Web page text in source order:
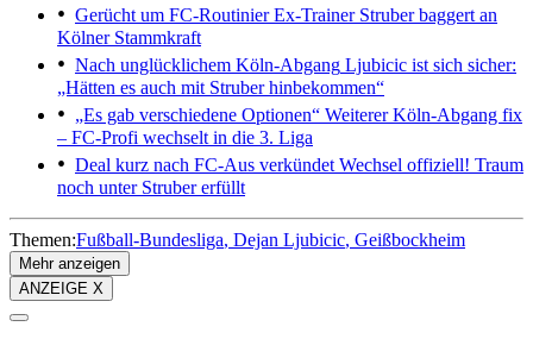
Gerücht um FC-RoutinierEx-Trainer Struber baggert an
Kölner Stammkraft
Nach unglücklichem Köln-Abgang Ljubicic ist sich sicher:
„Hätten es auch mit Struber hinbekommen“
„Es gab verschiedene Optionen“ Weiterer Köln-Abgang fix
– FC-Profi wechselt in die 3. Liga
Deal kurz nach FC-Aus verkündet Wechsel offiziell! Traum
noch unter Struber erfüllt
Themen:Fußball-Bundesliga Dejan Ljubicic Geißbockheim
Mehr anzeigen
ANZEIGE X